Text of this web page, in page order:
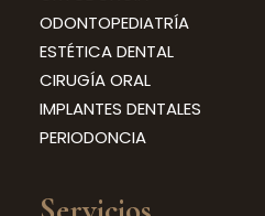
ODONTOPEDIATRÍA
ESTÉTICA DENTAL
CIRUGÍA ORAL
IMPLANTES DENTALES
PERIODONCIA